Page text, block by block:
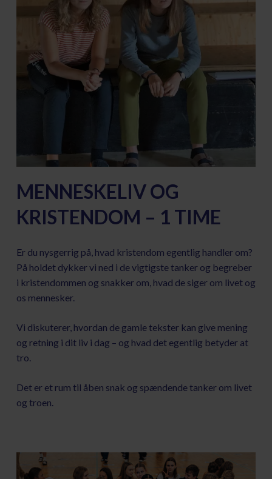
MENNESKELIV OG
KRISTENDOM – 1 TIME
Er du nysgerrig på, hvad kristendom egentlig handler om?
På holdet dykker vi ned i de vigtigste tanker og begreber
i kristendommen og snakker om, hvad de siger om livet og
os mennesker.
Vi diskuterer, hvordan de gamle tekster kan give mening
og retning i dit liv i dag – og hvad det egentlig betyder at
tro.
Det er et rum til åben snak og spændende tanker om livet
og troen.